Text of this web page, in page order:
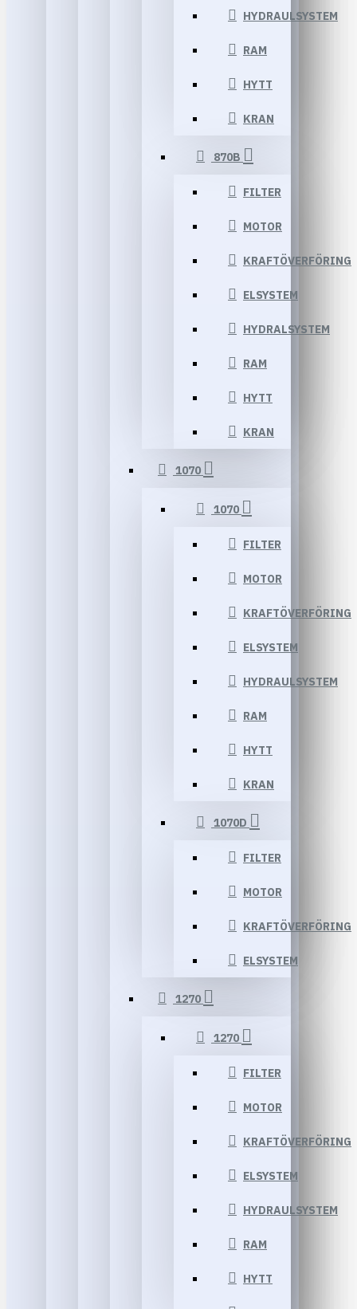
HYDRAULSYSTEM
RAM
HYTT
KRAN
870B
FILTER
MOTOR
KRAFTÖVERFÖRING
ELSYSTEM
HYDRALSYSTEM
RAM
HYTT
KRAN
1070
1070
FILTER
MOTOR
KRAFTÖVERFÖRING
ELSYSTEM
HYDRAULSYSTEM
RAM
HYTT
KRAN
1070D
FILTER
MOTOR
KRAFTÖVERFÖRING
ELSYSTEM
1270
1270
FILTER
MOTOR
KRAFTÖVERFÖRING
ELSYSTEM
HYDRAULSYSTEM
RAM
HYTT